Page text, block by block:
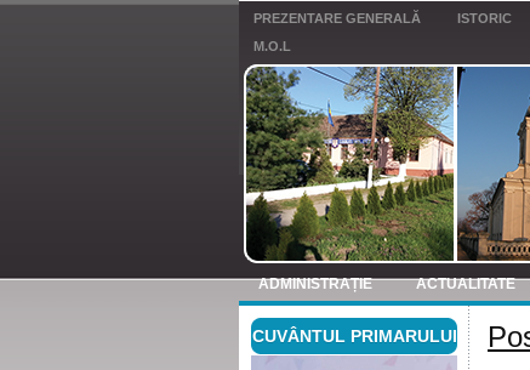
PREZENTARE GENERALĂ ISTORIC
M.O.L
ADMINISTRAȚIE ACTUALITATE
ANUNTURI
CUVÂNTUL PRIMARULUI